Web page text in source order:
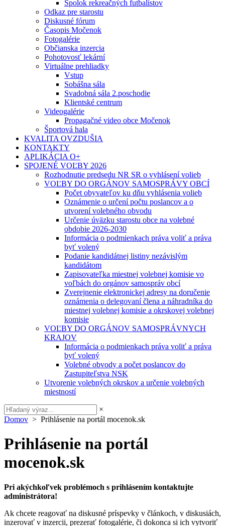
Spolok rekreačných futbalistov
Odkaz pre starostu
Diskusné fórum
Časopis Močenok
Fotogalérie
Občianska inzercia
Pohotovosť lekární
Virtuálne prehliadky
Vstup
Sobášna sála
Svadobná sála 2.poschodie
Klientské centrum
Videogalérie
Propagačné video obce Močenok
Športová hala
KVALITA OVZDUŠIA
KONTAKTY
APLIKÁCIA O+
SPOJENÉ VOĽBY 2026
Rozhodnutie predsedu NR SR o vyhlásení volieb
VOĽBY DO ORGÁNOV SAMOSPRÁVY OBCÍ
Počet obyvateľov ku dňu vyhlásenia volieb
Oznámenie o určení počtu poslancov a o
utvorení volebného obvodu
Určenie úväzku starostu obce na volebné
obdobie 2026-2030
Informácia o podmienkach práva voliť a práva
byť volený
Podanie kandidátnej listiny nezávislým
kandidátom
Zapisovateľka miestnej volebnej komisie vo
voľbách do orgánov samospráv obcí
Zverejnenie elektronickej adresy na doručenie
oznámenia o delegovaní člena a náhradníka do
miestnej volebnej komisie a okrskovej volebnej
komisie
VOĽBY DO ORGÁNOV SAMOSPRÁVNYCH
KRAJOV
Informácia o podmienkach práva voliť a práva
byť volený
Volebné obvody a počet poslancov do
Zastupiteľstva NSK
Utvorenie volebných okrskov a určenie volebných
miestností
×
Domov > Prihlásenie na portál mocenok.sk
Prihlásenie na portál
mocenok.sk
Pri akýchkoľvek problémoch s prihlásením kontaktujte
administrátora!
Ak chcete reagovať na diskusné príspevky v článkoch, v diskusiách,
inzerovať v inzercii, prezerať fotogalérie, či dokonca si ich vytvoriť